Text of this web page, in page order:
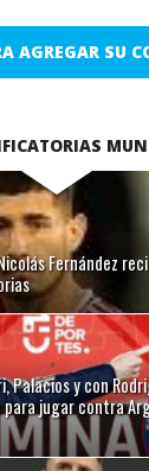
AGREGAR SU
Fernández
Palacios y con
para jugar contra